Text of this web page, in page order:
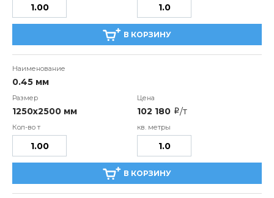
В КОРЗИНУ
0.45 мм
1250х2500 мм 102 180 i/т
В КОРЗИНУ